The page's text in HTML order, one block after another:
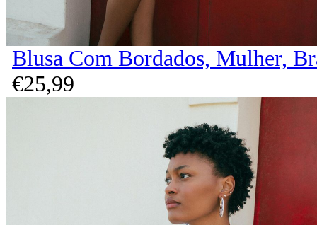
Blusa Com Bordados, Mulher,
€25,99